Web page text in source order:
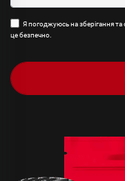
Я погоджуюсь на зберігання та
це безпечно.